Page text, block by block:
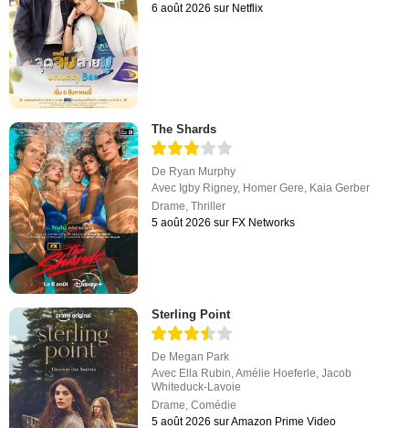
6 août 2026 sur Netflix
The Shards
De Ryan Murphy
Avec Igby Rigney, Homer Gere, Kaia Gerber
Drame,Thriller
5 août 2026 sur FX Networks
Sterling Point
De Megan Park
Avec Ella Rubin,Amélie Hoeferle,Jacob
Whiteduck-Lavoie
Drame,Comédie
5 août 2026 sur Amazon Prime Video